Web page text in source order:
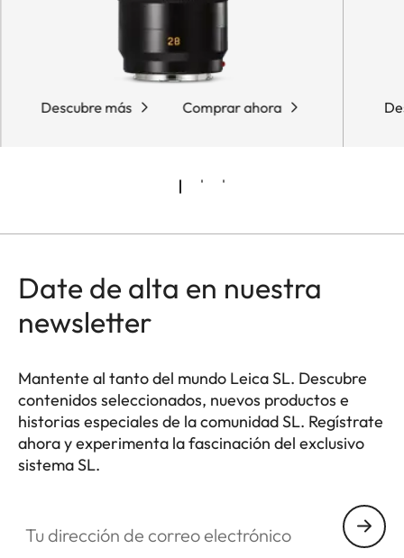
Descubre más Comprar ahora
Date de alta en nuestra
newsletter
Mantente al tanto del mundo Leica SL. Descubre
contenidos seleccionados, nuevos productos e
historias especiales de la comunidad SL. Regístrate
ahora y experimenta la fascinación del exclusivo
sistema SL.